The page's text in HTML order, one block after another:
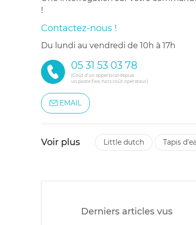
!
Contactez-nous !
du lundi au vendredi de 10h à 17h
05 31 53 03 78
(Coût d'un appel local depuis
un poste fixe, hors coût opérateur)
EMAIL
Voir plus little dutch tapis
Derniers articles vus